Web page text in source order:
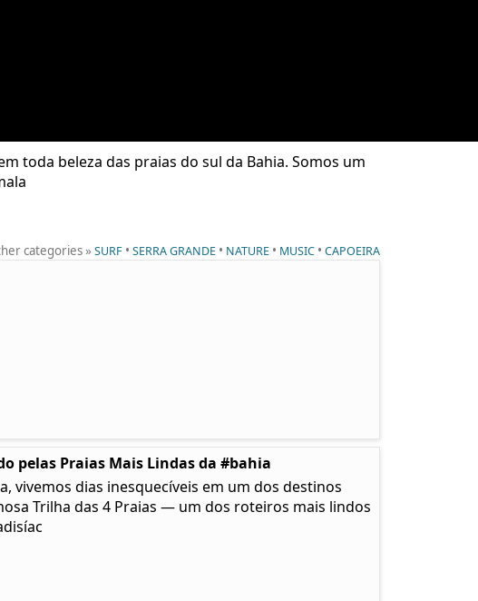
toda beleza das praias do sul da Bahia. Somos um
categories »SURF •SERRA GRANDE • NATURE • MUSIC •CAPOEIRA
pelas Praias Mais Lindas da #bahia
vivemos dias inesquecíveis em um dos destinos
Trilha das 4 Praias — um dos roteiros mais lindos